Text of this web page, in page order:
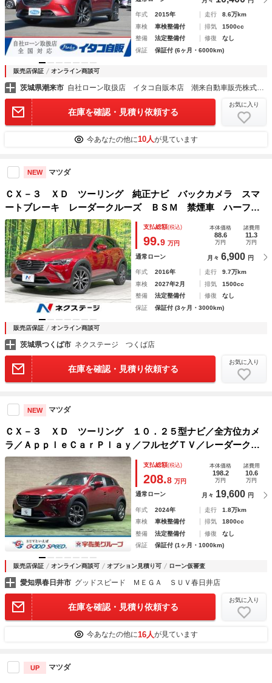
年式 2015年 走行
8.6万km
車検
車検整備付 排気
1500cc
整備
法定整備付 修復
なし
保証
保証付 (6ヶ月・6000km)
販売店保証 オンライン商談可
茨城県潮来市
在庫を確認・見積り依頼する
お気に入り
今あなたの他に10人が見ています
NEW マツダ
ＣＸ－３ ＸＤ ツーリング 純正ナビ バックカメラ スマ
ートブレーキ レーダークルーズ ＢＳＭ 禁煙車 ハーフレ
ザーシート ＨＵＤ ＬＥＤヘッド オートライト 純正１８
インチＡＷ 純正革巻きステアリング ＥＴＣ スマートキー
支払総額(税込)
99.9 万円
本体価格
88.6
万円
諸費用
11.3
万円
通常ローン 月々 6,900 円
年式 2016年 走行
9.7万km
車検
2027年2月 排気
1500cc
整備
法定整備付 修復
なし
保証
保証付 (3ヶ月・3000km)
販売店保証 オンライン商談可
茨城県つくば市 ネクステージ つくば店
在庫を確認・見積り依頼する
お気に入り
NEW マツダ
ＣＸ－３ ＸＤ ツーリング １０．２５型ナビ／全方位カメ
ラ／ＡｐｐｌｅＣａｒＰｌａｙ／フルセグＴＶ／レーダークル
ーズコントロール／ブラインドスポットモニター／ＬＥＤヘッ
ドライト／クリアランスソナー／レーンキープ／オートホール
支払総額(税込)
208.8 万円
本体価格
198.2
万円
諸費用
10.6
万円
通常ローン 月々 19,600 円
年式 2024年 走行
1.8万km
車検
車検整備付 排気
1800cc
整備
法定整備付 修復
なし
保証
保証付 (1ヶ月・1000km)
販売店保証 オンライン商談可 オプション見積り可 ローン仮審査
愛知県春日井市 グッドスピード ＭＥＧＡ ＳＵＶ春日井店
在庫を確認・見積り依頼する
お気に入り
今あなたの他に16人が見ています
UP マツダ